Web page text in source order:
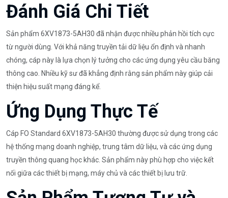
Đánh Giá Chi Tiết
Sản phẩm 6XV1873-5AH30 đã nhận được nhiều phản hồi tích cực
từ người dùng. Với khả năng truyền tải dữ liệu ổn định và nhanh
chóng, cáp này là lựa chọn lý tưởng cho các ứng dụng yêu cầu băng
thông cao. Nhiều kỹ sư đã khẳng định rằng sản phẩm này giúp cải
thiện hiệu suất mạng đáng kể.
Ứng Dụng Thực Tế
Cáp FO Standard 6XV1873-5AH30 thường được sử dụng trong các
hệ thống mạng doanh nghiệp, trung tâm dữ liệu, và các ứng dụng
truyền thông quang học khác. Sản phẩm này phù hợp cho việc kết
nối giữa các thiết bị mạng, máy chủ và các thiết bị lưu trữ.